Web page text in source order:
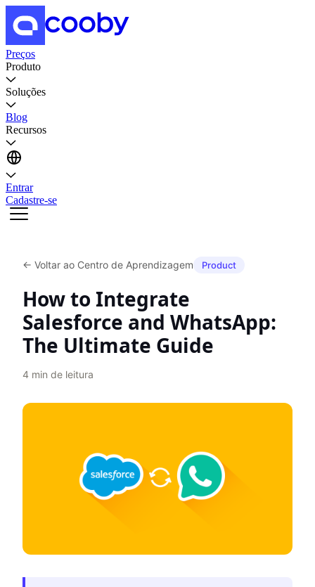
Preços
Produto
Soluções
Blog
Recursos
Entrar
Cadastre-se
← Voltar ao Centro de Aprendizagem Product
How to Integrate
Salesforce and WhatsApp:
The Ultimate Guide
4 min de leitura